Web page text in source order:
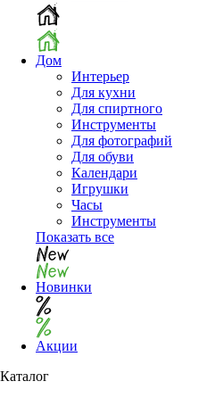
Дом
Интерьер
Для кухни
Для спиртного
Инструменты
Для фотографий
Для обуви
Календари
Игрушки
Часы
Инструменты
Показать все
Новинки
Акции
Каталог